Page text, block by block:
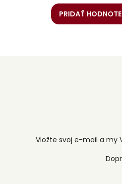
PRIDAŤ
Vložte svoj e-mail a my